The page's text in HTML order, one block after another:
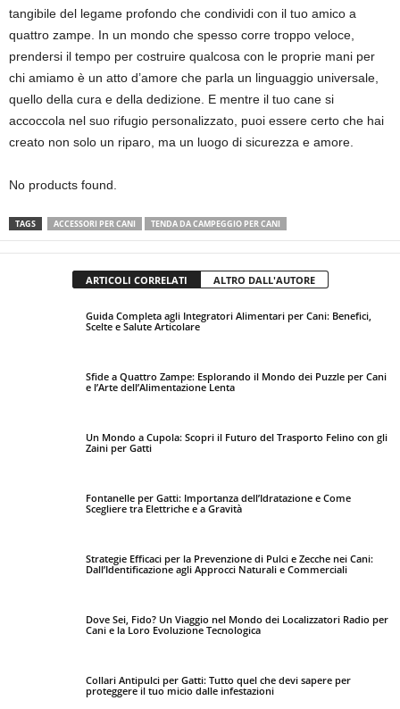
tangibile del legame profondo che condividi con il tuo amico a
quattro zampe. In un mondo che spesso corre troppo veloce,
prendersi il tempo per costruire qualcosa con le proprie mani per
chi amiamo è un atto d’amore che parla un linguaggio universale,
quello della cura e della dedizione. E mentre il tuo cane si
accoccola nel suo rifugio personalizzato, puoi essere certo che hai
creato non solo un riparo, ma un luogo di sicurezza e amore.
No products found.
TAGS ACCESSORI PER CANI TENDA DA CAMPEGGIO PER CANI
ARTICOLI CORRELATI ALTRO DALL'AUTORE
Guida Completa agli Integratori Alimentari per Cani: Benefici,
Scelte e Salute Articolare
Sfide a Quattro Zampe: Esplorando il Mondo dei Puzzle per Cani
e l’Arte dell’Alimentazione Lenta
Un Mondo a Cupola: Scopri il Futuro del Trasporto Felino con gli
Zaini per Gatti
Fontanelle per Gatti: Importanza dell’Idratazione e Come
Scegliere tra Elettriche e a Gravità
Strategie Efficaci per la Prevenzione di Pulci e Zecche nei Cani:
Dall’Identificazione agli Approcci Naturali e Commerciali
Dove Sei, Fido? Un Viaggio nel Mondo dei Localizzatori Radio per
Cani e la Loro Evoluzione Tecnologica
Collari Antipulci per Gatti: Tutto quel che devi sapere per
proteggere il tuo micio dalle infestazioni